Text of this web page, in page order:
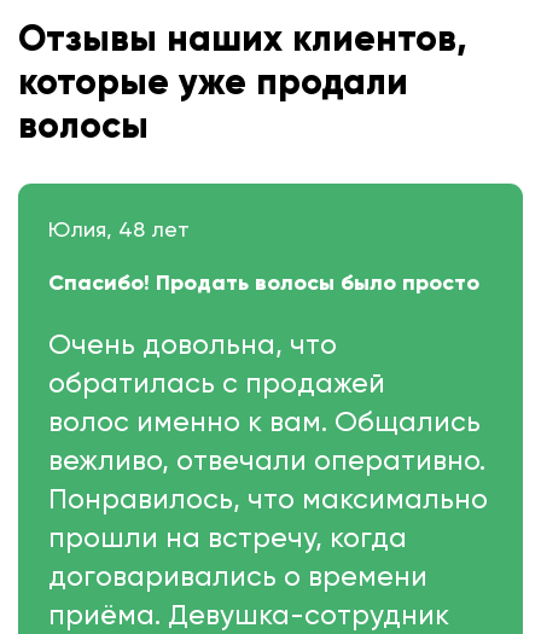
Отзывы наших клиентов,
которые уже продали
волосы
Юлия, 48 лет
Спасибо! Продать волосы было просто
Очень довольна, что
обратилась с продажей
волос именно к вам. Общались
вежливо, отвечали оперативно.
Понравилось, что максимально
прошли на встречу, когда
договаривались о времени
приёма. Девушка-сотрудник